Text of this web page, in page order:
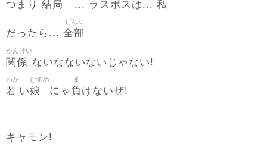
つまり 結局 ... ラスボスは... 私
だったら... 全部
ぜんぶ
関係
かんけい
ないなないないじゃない!
若
わか
い娘
むすめ
にゃ 負
ま
けないぜ!
キャモン!